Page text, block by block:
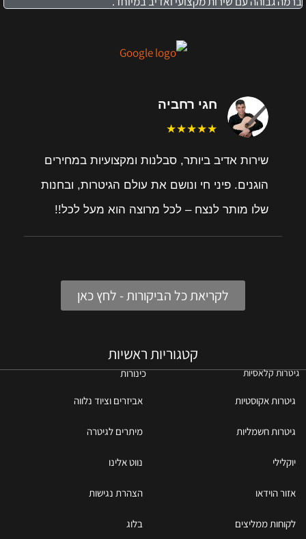
חגי רחביה
★★★★★
שירות אדיב ביותר, סבלנות ומקצועיות במחירים
הוגנים. פיני חי ונושם את עולם הגיטרות, ובחנות
שלו מותר לנצח – לכל מרוצה הוא מעל לכל!!
לקריאת כל הביקורות - לחץ כאן
קטגוריות ראשיות
גיטרות קלאסיות כינורות
גיטרות אקוסטיות אביזרים וציוד נלווה
גיטרות חשמליות מיתרים לגיטרה
יוקלילי נווט אלינו
אזור הוידאו הצהרת נגישות
לקוחות ממליצים בלוג